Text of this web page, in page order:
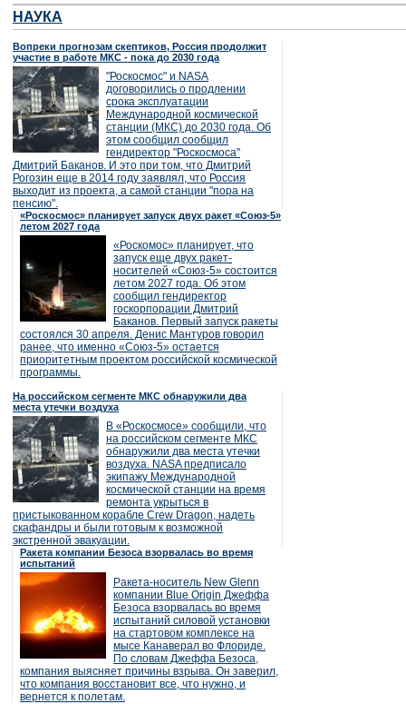
НАУКА
Вопреки прогнозам скептиков, Россия продолжит
участие в работе МКС - пока до 2030 года
"Роскосмос" и NASA
договорились о продлении
срока эксплуатации
Международной космической
станции (МКС) до 2030 года. Об
этом сообщил сообщил
гендиректор "Роскосмоса"
Дмитрий Баканов. И это при том, что Дмитрий
Рогозин еще в 2014 году заявлял, что Россия
выходит из проекта, а самой станции "пора на
пенсию".
«Роскосмос» планирует запуск двух ракет «Союз-5»
летом 2027 года
«Роскомос» планирует, что
запуск еще двух ракет-
носителей «Союз-5» состоится
летом 2027 года. Об этом
сообщил гендиректор
госкорпорации Дмитрий
Баканов. Первый запуск ракеты
состоялся 30 апреля. Денис Мантуров говорил
ранее, что именно «Союз-5» остается
приоритетным проектом российской космической
программы.
На российском сегменте МКС обнаружили два
места утечки воздуха
В «Роскосмосе» сообщили, что
на российском сегменте МКС
обнаружили два места утечки
воздуха. NASA предписало
экипажу Международной
космической станции на время
ремонта укрыться в
пристыкованном корабле Crew Dragon, надеть
скафандры и были готовым к возможной
экстренной эвакуации.
Ракета компании Безоса взорвалась во время
испытаний
Ракета-носитель New Glenn
компании Blue Origin Джеффа
Безоса взорвалась во время
испытаний силовой установки
на стартовом комплексе на
мысе Канаверал во Флориде.
По словам Джеффа Безоса,
компания выясняет причины взрыва. Он заверил,
что компания восстановит все, что нужно, и
вернется к полетам.